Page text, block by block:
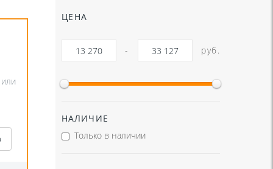
ЦЕНА
13 270 - 33 127 руб.
НАЛИЧИЕ
Только в наличии